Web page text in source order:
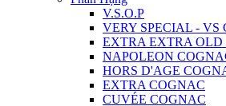
V.S.O.P
VERY SPECIAL - VS
EXTRA EXTRA
NAPOLEON
HORS D'AGE
EXTRA COGNAC
CUVÉE COGNAC